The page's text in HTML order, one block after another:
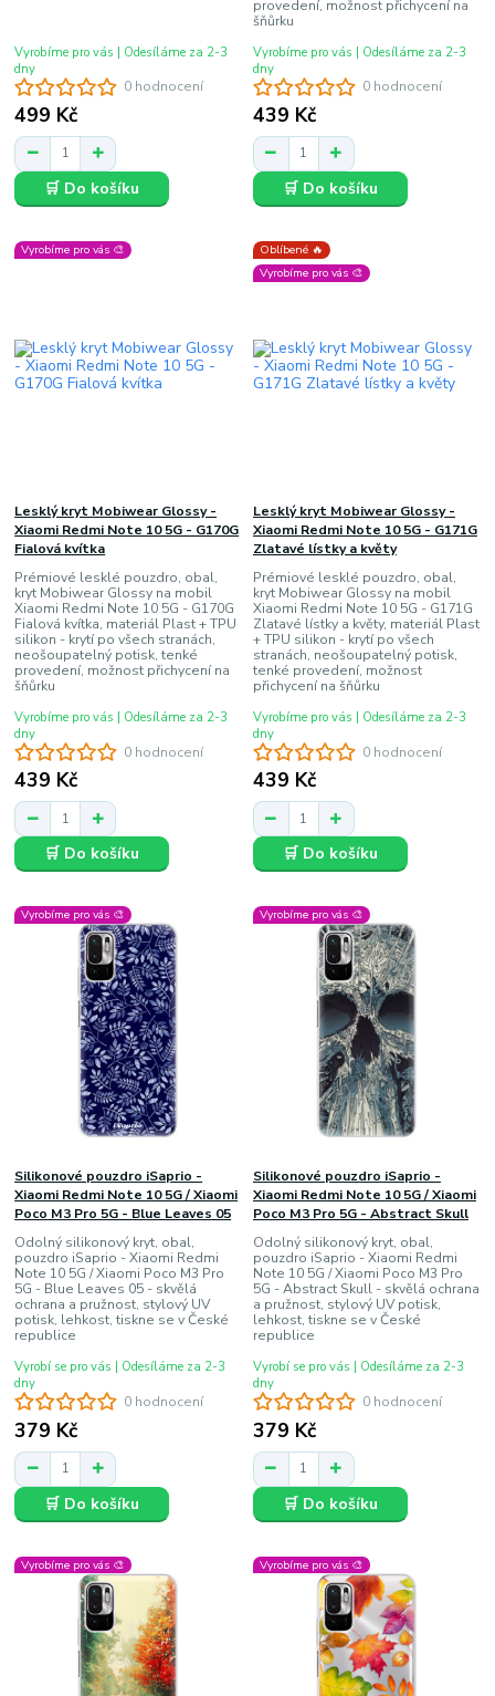
0 hodnocení
499 Kč
Vyrobíme pro vás | Odesíláme za 2-3
dny
🛒 Do košíku
0 hodnocení
provedení, možnost přichycení na
šňůrku
439 Kč
Vyrobíme pro vás | Odesíláme za 2-3
dny
🛒 Do košíku
Vyrobíme pro vás 🎨
0 hodnocení
Lesklý kryt Mobiwear Glossy -
Xiaomi Redmi Note 10 5G - G170G
Fialová kvítka
Prémiové lesklé pouzdro, obal,
kryt Mobiwear Glossy na mobil
Xiaomi Redmi Note 10 5G - G170G
Fialová kvítka, materiál Plast + TPU
silikon - krytí po všech stranách,
neošoupatelný potisk, tenké
provedení, možnost přichycení na
šňůrku
439 Kč
Vyrobíme pro vás | Odesíláme za 2-3
dny
🛒 Do košíku
Oblíbené 🔥
Vyrobíme pro vás 🎨
0 hodnocení
Lesklý kryt Mobiwear Glossy -
Xiaomi Redmi Note 10 5G - G171G
Zlatavé lístky a květy
Prémiové lesklé pouzdro, obal,
kryt Mobiwear Glossy na mobil
Xiaomi Redmi Note 10 5G - G171G
Zlatavé lístky a květy, materiál Plast
+ TPU silikon - krytí po všech
stranách, neošoupatelný potisk,
tenké provedení, možnost
přichycení na šňůrku
439 Kč
Vyrobíme pro vás | Odesíláme za 2-3
dny
🛒 Do košíku
Vyrobíme pro vás 🎨
0 hodnocení
Silikonové pouzdro iSaprio -
Xiaomi Redmi Note 10 5G / Xiaomi
Poco M3 Pro 5G - Blue Leaves 05
Odolný silikonový kryt, obal,
pouzdro iSaprio - Xiaomi Redmi
Note 10 5G / Xiaomi Poco M3 Pro
5G - Blue Leaves 05 - skvělá
ochrana a pružnost, stylový UV
potisk, lehkost, tiskne se v České
republice
379 Kč
Vyrobí se pro vás | Odesíláme za 2-3
dny
🛒 Do košíku
Vyrobíme pro vás 🎨
0 hodnocení
Silikonové pouzdro iSaprio -
Xiaomi Redmi Note 10 5G / Xiaomi
Poco M3 Pro 5G - Abstract Skull
Odolný silikonový kryt, obal,
pouzdro iSaprio - Xiaomi Redmi
Note 10 5G / Xiaomi Poco M3 Pro
5G - Abstract Skull - skvělá ochrana
a pružnost, stylový UV potisk,
lehkost, tiskne se v České
republice
379 Kč
Vyrobí se pro vás | Odesíláme za 2-3
dny
🛒 Do košíku
Vyrobíme pro vás 🎨 Vyrobíme pro vás 🎨